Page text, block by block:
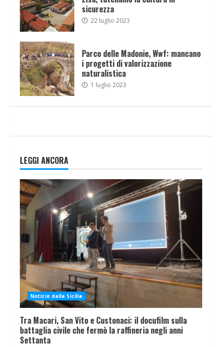
sicurezza
22 luglio 2023
Parco delle Madonie, Wwf: mancano
i progetti di valorizzazione
naturalistica
1 luglio 2023
LEGGI ANCORA
Notizie dalla Sicilia
Tra Macari, San Vito e Custonaci: il docufilm sulla
battaglia civile che fermò la raffineria negli anni
Settanta